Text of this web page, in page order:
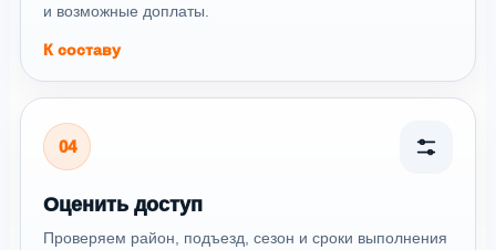
и возможные доплаты.
К составу
04
Оценить доступ
Проверяем район, подъезд, сезон и сроки выполнения